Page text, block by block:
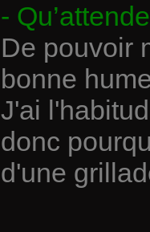
-
De pouvoir
bonne
J'ai
donc
d'une